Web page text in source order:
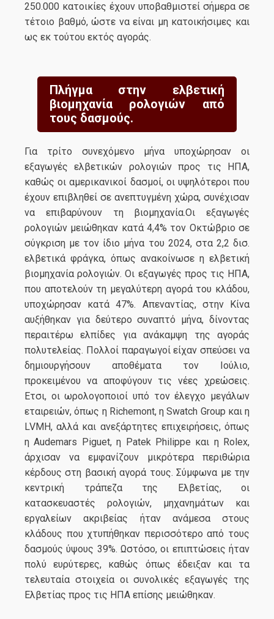
250.000 κατοικίες έχουν υποβαθμιστεί σήμερα σε
τέτοιο βαθμό, ώστε να είναι μη κατοικήσιμες και
ως εκ τούτου εκτός αγοράς.
Πλήγμα στην ελβετική
βιομηχανία ρολογιών από
τους δασμούς.
Για τρίτο συνεχόμενο μήνα υποχώρησαν οι
εξαγωγές ελβετικών ρολογιών προς τις ΗΠΑ,
καθώς οι αμερικανικοί δασμοί, οι υψηλότεροι που
έχουν επιβληθεί σε ανεπτυγμένη χώρα, συνέχισαν
να επιβαρύνουν τη βιομηχανία.Οι εξαγωγές
ρολογιών μειώθηκαν κατά 4,4% τον Οκτώβριο σε
σύγκριση με τον ίδιο μήνα του 2024, στα 2,2 δισ.
ελβετικά φράγκα, όπως ανακοίνωσε η ελβετική
βιομηχανία ρολογιών. Οι εξαγωγές προς τις ΗΠΑ,
που αποτελούν τη μεγαλύτερη αγορά του κλάδου,
υποχώρησαν κατά 47%. Απεναντίας, στην Κίνα
αυξήθηκαν για δεύτερο συναπτό μήνα, δίνοντας
περαιτέρω ελπίδες για ανάκαμψη της αγοράς
πολυτελείας. Πολλοί παραγωγοί είχαν σπεύσει να
δημιουργήσουν αποθέματα τον Ιούλιο,
προκειμένου να αποφύγουν τις νέες χρεώσεις.
Ετσι, οι ωρολογοποιοί υπό τον έλεγχο μεγάλων
εταιρειών, όπως η Richemont, η Swatch Group και η
LVMH, αλλά και ανεξάρτητες επιχειρήσεις, όπως
η Audemars Piguet, η Patek Philippe και η Rolex,
άρχισαν να εμφανίζουν μικρότερα περιθώρια
κέρδους στη βασική αγορά τους. Σύμφωνα με την
κεντρική τράπεζα της Ελβετίας, οι
κατασκευαστές ρολογιών, μηχανημάτων και
εργαλείων ακριβείας ήταν ανάμεσα στους
κλάδους που χτυπήθηκαν περισσότερο από τους
δασμούς ύψους 39%. Ωστόσο, οι επιπτώσεις ήταν
πολύ ευρύτερες, καθώς όπως έδειξαν και τα
τελευταία στοιχεία οι συνολικές εξαγωγές της
Ελβετίας προς τις ΗΠΑ επίσης μειώθηκαν.